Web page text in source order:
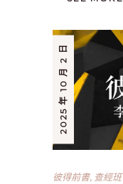
2025 年 10 月 2 日
彼得前書, 查經班